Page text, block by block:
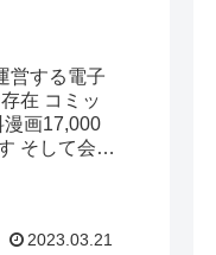
営する電子
在 コミッ
画17,000
そして会員
2023.03.21